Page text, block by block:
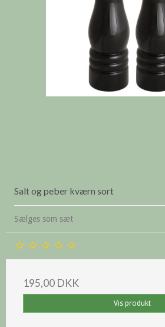
Salt og peber kværn sort
Sælges som sæt
195,00 DKK
Vis produkt